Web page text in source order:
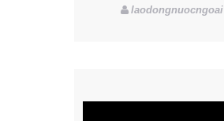
laodongnuocngoai
chơi